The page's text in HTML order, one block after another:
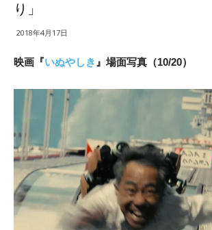
り」
2018年4月17日
映画『いぬやしき 』場面写真（10/20）